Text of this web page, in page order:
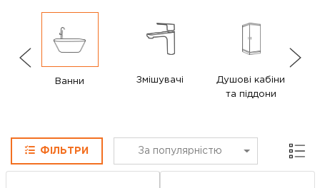
Ванни Змішувачі
Душові кабіни
та піддони
ФІЛЬТРИ За популярністю Сітка